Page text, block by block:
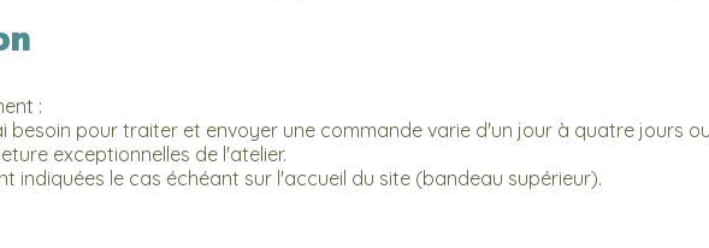
:
besoin pour traiter et envoyer une commande varie d'un jour à quatre jours
exceptionnelles de l'atelier.
indiquées le cas échéant sur l'accueil du site (bandeau supérieur).